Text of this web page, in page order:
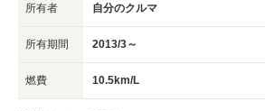
所有者 自分のクルマ
所有期間 2013/3～
燃費 10.5km/L